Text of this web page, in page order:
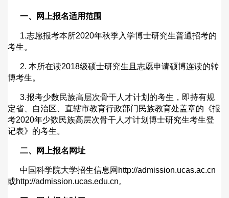
一、网上报名适用范围
1.志愿报考本所2020年秋季入学博士研究生普通招考的
考生。
2. 本所在读2018级硕士研究生且志愿申请硕博连读的转
博考生。
3.报考少数民族高层次骨干人才计划的考生，即持有规
定省、自治区、直辖市教育行政部门民族教育处盖章的《报
考2020年少数民族高层次骨干人才计划博士研究生考生登
记表》的考生。
二、网上报名网址
中国科学院大学招生信息网 http://admission.ucas.ac.cn
或http://admission.ucas.edu.cn。